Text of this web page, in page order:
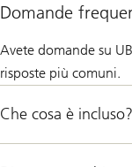
Domande
Avete domande su
risposte più comuni.
Che cosa è incluso?